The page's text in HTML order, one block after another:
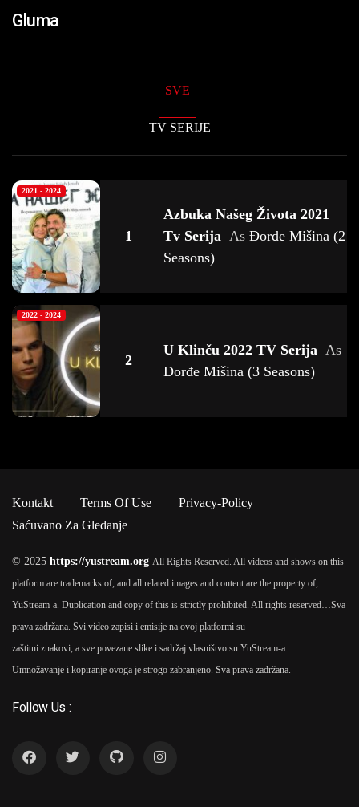
Gluma
SVE
TV SERIJE
2021 - 2024
1
Azbuka Našeg Života 2021
Tv Serija As Đorđe Mišina (2
Seasons)
2022 - 2024
2
U Klinču 2022 TV Serija As
Đorđe Mišina (3 Seasons)
Kontakt Terms Of Use
Privacy-Policy
Saćuvano Za Gledanje
© 2025 https://yustream.org All Rights Reserved. All videos and shows on this
platform are trademarks of, and all related images and content are the property of,
YuStream-a. Duplication and copy of this is strictly prohibited. All rights reserved…Sva
prava zadržana. Svi video zapisi i emisije na ovoj platformi su
zaštitni znakovi, a sve povezane slike i sadržaj vlasništvo su YuStream-a.
Umnožavanje i kopiranje ovoga je strogo zabranjeno. Sva prava zadržana.
Follow Us :